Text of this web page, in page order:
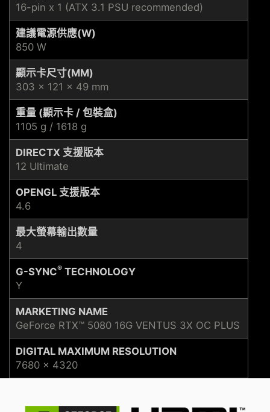
16-pin x 1 (ATX 3.1 PSU recommended)
建議電源供應(W)
850 W
顯示卡尺寸(MM)
303 x 121 x 49 mm
重量 (顯示卡 / 包裝盒)
1105 g / 1618 g
DIRECTX 支援版本
12 Ultimate
OPENGL 支援版本
4.6
最大螢幕輸出數量
4
G-SYNC® TECHNOLOGY
Y
MARKETING NAME
GeForce RTX™ 5080 16G VENTUS 3X OC PLUS
DIGITAL MAXIMUM RESOLUTION
7680 x 4320